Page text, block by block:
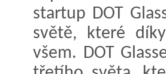
startup DOT
světě, které
všem. DOT